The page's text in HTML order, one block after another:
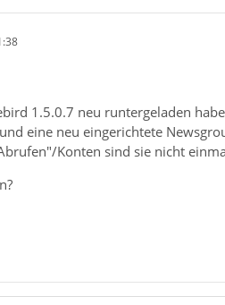
1.5.0.7 neu runtergeladen
eine neu eingerichtete
Konten sind sie nicht